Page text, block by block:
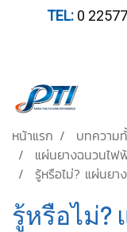
TEL:0
หน้าแรก บทความ
แผ่นยางฉนวนไฟ
รู้หรือไม่? แผ่นยา
รู้หรือไม่?